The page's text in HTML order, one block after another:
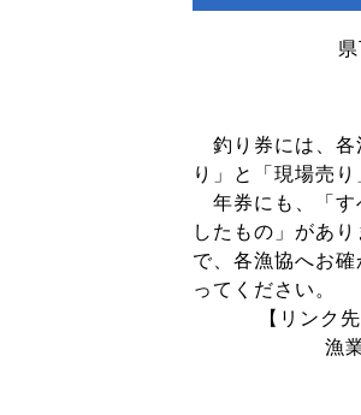
釣り券には、各
り」と「現場売
年券にも、「す
したもの」があ
で、各漁協へお
ってください。
【リンク
漁